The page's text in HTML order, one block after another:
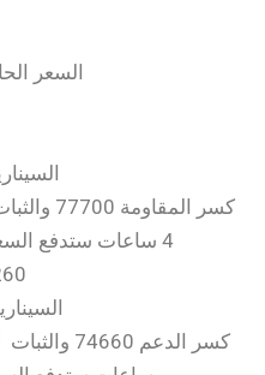
السعر
كسر
4 ساعات ستدفع السعر نحو المقاومة التالية